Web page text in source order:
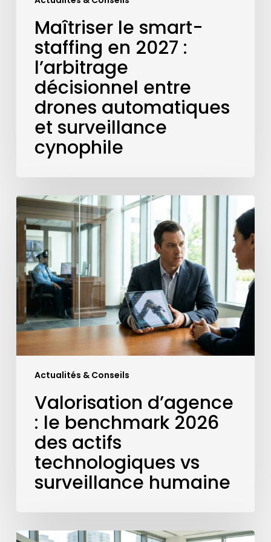
cynophile
Maîtriser le smart-
staffing en 2027 :
l’arbitrage
décisionnel entre
drones automatiques
et surveillance
cynophile
Actualités & Conseils
Valorisation
d’agence
benchmark
2026
des
actifs
technologiques
vs
surveillance
Valorisation d’agence
: le benchmark 2026
des actifs
technologiques vs
surveillance humaine
Qu’est-